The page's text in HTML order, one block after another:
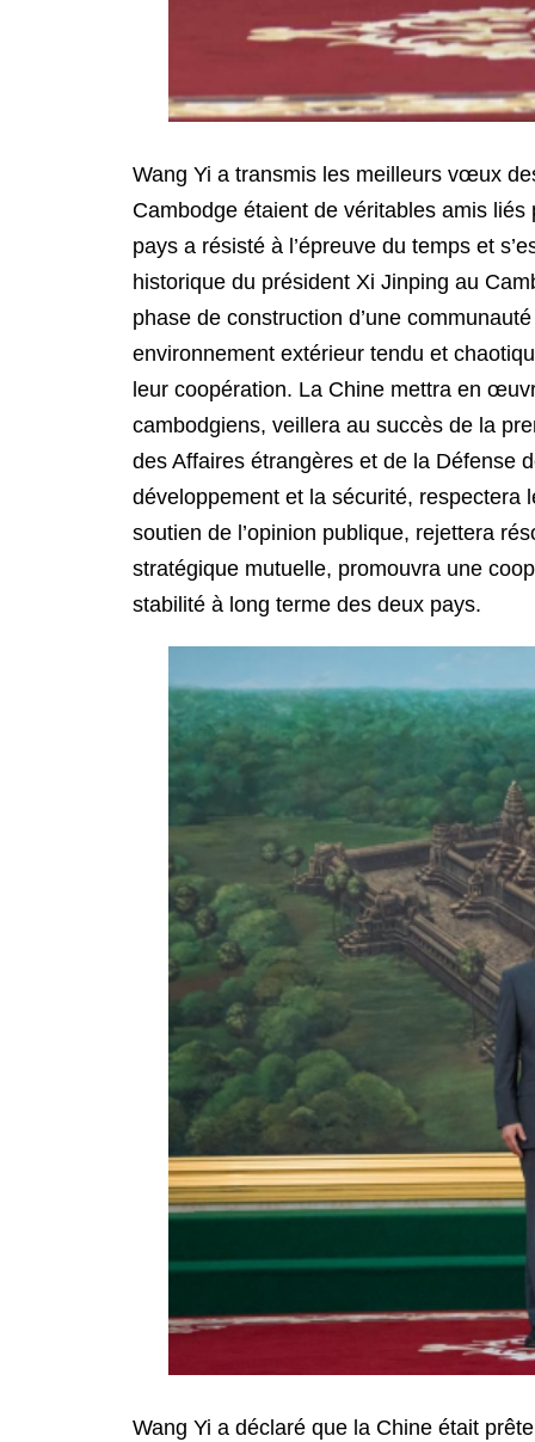
Wang Yi a transmis les meilleurs vœux
Cambodge étaient de véritables amis
pays a résisté à l’épreuve du temps et
historique du président Xi Jinping au
phase de construction d’une
environnement extérieur tendu et
leur coopération. La Chine mettra en
cambodgiens, veillera au succès de la
des Affaires étrangères et de la Défense
développement et la sécurité, respectera
soutien de l’opinion publique, rejettera
stratégique mutuelle, promouvra une
stabilité à long terme des deux pays.
Wang Yi a déclaré que la Chine était